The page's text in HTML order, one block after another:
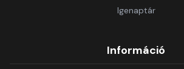
Igenaptár
Információ